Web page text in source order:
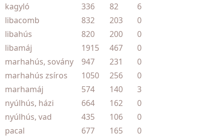
kagyló
336 82
6
libacomb
832 203
0
libahús
820 200
0
libamáj
1915 467
0
marhahús, sovány
947 231
0
marhahús zsíros
1050 256
0
marhamáj
574 140
3
nyúlhús, házi
664 162
0
nyúlhús, vad
435 106
0
pacal
677 165
0